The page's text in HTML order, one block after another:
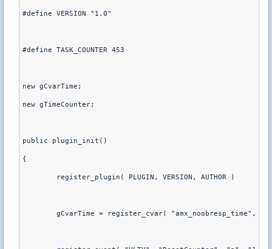
#define VERSION	"1.0"
#define TASK_COUNTER 453
new gCvarTime;
new gTimeCounter;
public plugin_init()
{
	register_plugin( PLUGIN, VERSION, AUTHOR )
gCvarTime = register_cvar( "amx_noobresp_time",